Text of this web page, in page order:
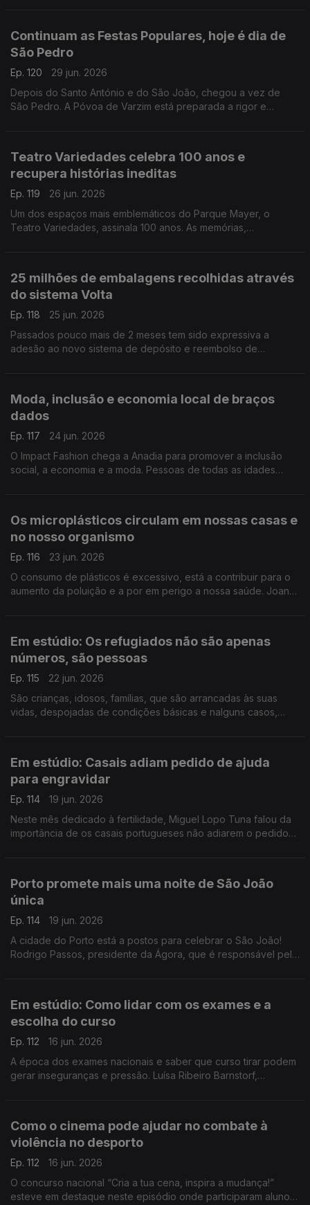
Continuam as Festas Populares, hoje é dia de
São Pedro
Ep. 120
29 jun. 2026
Depois do Santo António e do São João, chegou a vez de
São Pedro. A Póvoa de Varzim está preparada a rigor e
Teatro Variedades celebra 100 anos e
recupera histórias ineditas
Ep. 119
26 jun. 2026
Um dos espaços mais emblemáticos do Parque Mayer, o
Teatro Variedades, assinala 100 anos. As memórias,
25 milhões de embalagens recolhidas através
do sistema Volta
Ep. 118
25 jun. 2026
Passados pouco mais de 2 meses tem sido expressiva a
adesão ao novo sistema de depósito e reembolso de
Moda, inclusão e economia local de braços
dados
Ep. 117
24 jun. 2026
O Impact Fashion chega a Anadia para promover a inclusão
social, a economia e a moda. Pessoas de todas as idades
Os microplásticos circulam em nossas casas e
no nosso organismo
Ep. 116
23 jun. 2026
O consumo de plásticos é excessivo, está a contribuir para o
aumento da poluição e a por em perigo a nossa saúde. Joana
Em estúdio: Os refugiados não são apenas
números, são pessoas
Ep. 115
22 jun. 2026
São crianças, idosos, famílias, que são arrancadas às suas
vidas, despojadas de condições básicas e nalguns casos,
Em estúdio: Casais adiam pedido de ajuda
para engravidar
Ep. 114
19 jun. 2026
Neste mês dedicado à fertilidade, Miguel Lopo Tuna falou da
importância de os casais portugueses não adiarem o pedido
Porto promete mais uma noite de São João
única
Ep. 114
19 jun. 2026
A cidade do Porto está a postos para celebrar o São João!
Rodrigo Passos, presidente da Ágora, que é responsável pela
Em estúdio: Como lidar com os exames e a
escolha do curso
Ep. 112
16 jun. 2026
A época dos exames nacionais e saber que curso tirar podem
gerar inseguranças e pressão. Luísa Ribeiro Barnstorf,
Como o cinema pode ajudar no combate à
violência no desporto
Ep. 112
16 jun. 2026
O concurso nacional “Cria a tua cena, inspira a mudança!”
esteve em destaque neste episódio onde participaram alunos,